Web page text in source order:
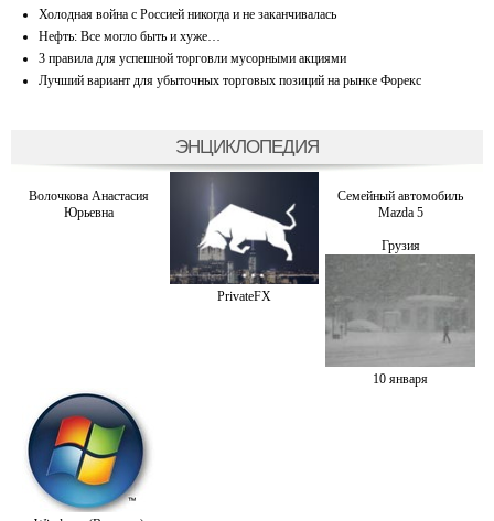
Холодная война с Россией никогда и не заканчивалась
Нефть: Все могло быть и хуже…
3 правила для успешной торговли мусорными акциями
Лучший вариант для убыточных торговых позиций на рынке Форекс
ЭНЦИКЛОПЕДИЯ
Волочкова Анастасия
Юрьевна
PrivateFX
Семейный автомобиль
Mazda 5
Грузия
10 января